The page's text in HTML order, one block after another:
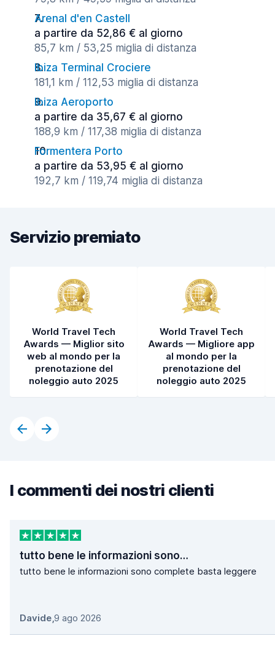
Arenal d'en Castell
a partire da 52,86 € al giorno
85,7 km / 53,25 miglia di distanza
Ibiza Terminal Crociere
181,1 km / 112,53 miglia di distanza
Ibiza Aeroporto
a partire da 35,67 € al giorno
188,9 km / 117,38 miglia di distanza
Formentera Porto
a partire da 53,95 € al giorno
192,7 km / 119,74 miglia di distanza
Servizio premiato
World Travel Tech
Awards — Miglior sito
web al mondo per la
prenotazione del
noleggio auto 2025
World Travel Tech
Awards — Migliore app
al mondo per la
prenotazione del
noleggio auto 2025
I commenti dei nostri clienti
tutto bene le informazioni sono…
tutto bene le informazioni sono complete basta leggere
Davide,9 ago 2026